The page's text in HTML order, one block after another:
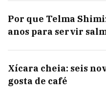
Por que Telma
anos para servir
Xícara cheia: seis
gosta de café